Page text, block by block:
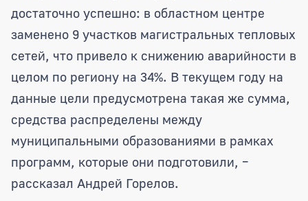
достаточно успешно: в областном центре
заменено 9 участков магистральных тепловых
сетей, что привело к снижению аварийности в
целом по региону на 34%. В текущем году на
данные цели предусмотрена такая же сумма,
средства распределены между
муниципальными образованиями в рамках
программ, которые они подготовили, –
рассказал Андрей Горелов.